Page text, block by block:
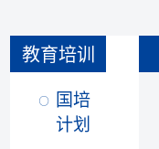
教育培训
国培
计划